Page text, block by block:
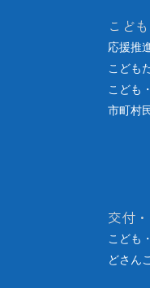
こど
応援推
こども
こども
市町村
交付
こども
どさん